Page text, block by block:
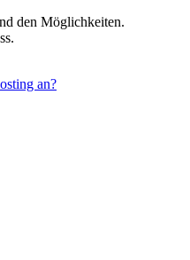
den Möglichkeiten.
an?